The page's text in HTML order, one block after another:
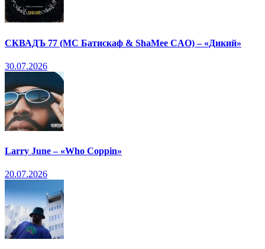
СКВАДЪ 77 (МС Батискаф & ShaMee CAO) – «Дикий»
30.07.2026
Larry June – «Who Coppin»
20.07.2026